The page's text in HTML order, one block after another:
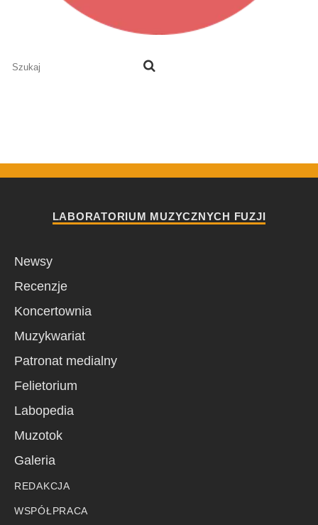
LABORATORIUM MUZYCZNYCH FUZJI
Newsy
Recenzje
Koncertownia
Muzykwariat
Patronat medialny
Felietorium
Labopedia
Muzotok
Galeria
REDAKCJA
WSPÓŁPRACA